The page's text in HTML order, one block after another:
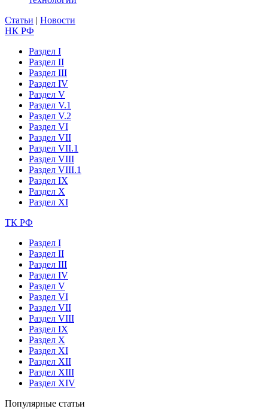
Статьи | Новости
НК РФ
Раздел I
Раздел II
Раздел III
Раздел IV
Раздел V
Раздел V.1
Раздел V.2
Раздел VI
Раздел VII
Раздел VII.1
Раздел VIII
Раздел VIII.1
Раздел IX
Раздел X
Раздел XI
ТК РФ
Раздел I
Раздел II
Раздел III
Раздел IV
Раздел V
Раздел VI
Раздел VII
Раздел VIII
Раздел IX
Раздел X
Раздел XI
Раздел XII
Раздел XIII
Раздел XIV
Популярные статьи